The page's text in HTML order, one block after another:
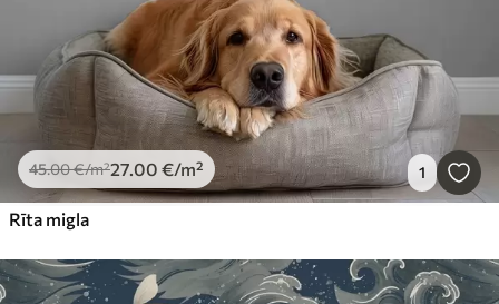
45.00€/m²27.00 €/m² 1
Rīta migla